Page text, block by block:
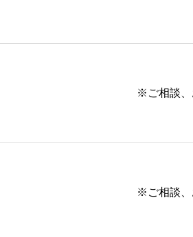
お見
お見